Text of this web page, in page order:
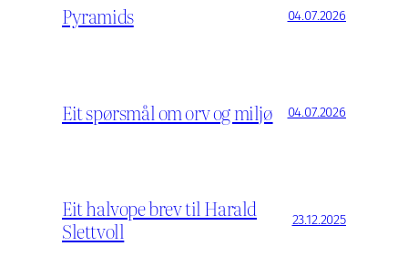
Pyramids 04.07.2026
Eit spørsmål om orv og miljø 04.07.2026
Eit halvope brev til Harald
Slettvoll
23.12.2025